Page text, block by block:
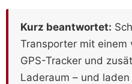
Kurz beantwortet:
Transporter mit einem
GPS-Tracker und
Laderaum – und